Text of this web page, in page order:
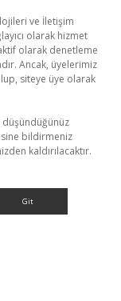
ve İletişim
olarak hizmet
olarak denetleme
Ancak, üyelerimiz
siteye üye olarak
düşündüğünüz
bildirmeniz
kaldırılacaktır.